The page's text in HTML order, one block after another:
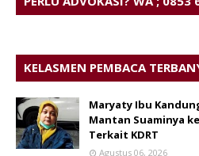
KELASMEN PEMBACA
Maryaty Ibu
Mantan Suaminya
Terkait KDRT
Agustus 06, 2026